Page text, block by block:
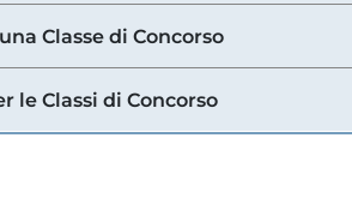
Classe di Concorso
le Classi di Concorso